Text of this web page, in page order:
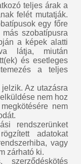
teljes árak a
felét mutatják.
egy főre
szobatípusra
a képek alatti
látja, miután
és esetleges
a teljes
Az utazásra
nem hoz
nem
rendszerünket
adatokat
vagy
zárható ki.